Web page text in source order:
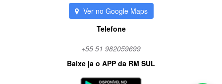
Ver no Google Maps
Telefone
+55 51 982059699
Baixe ja o APP da RM SUL